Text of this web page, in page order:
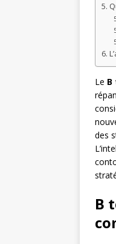
Le B
des
B